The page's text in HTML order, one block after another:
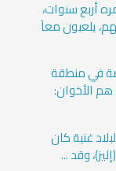
أربع سنوات،
يلعبون معاَ
في منطقة
هم الأخوان:
غنية كان
وقد ...